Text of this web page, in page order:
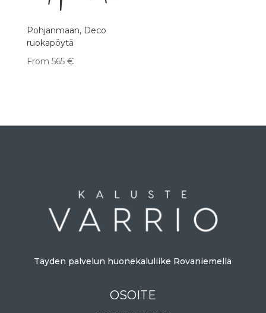
Pohjanmaan, Deco
ruokapöytä
From 565 €
Täyden palvelun huonekaluliike Rovaniemellä
OSOITE